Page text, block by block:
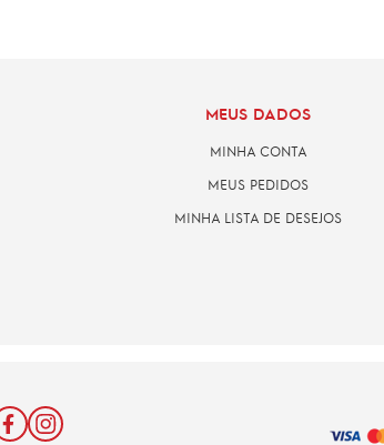
MEUS DADOS
MINHA CONTA
MEUS PEDIDOS
MINHA LISTA DE DESEJOS